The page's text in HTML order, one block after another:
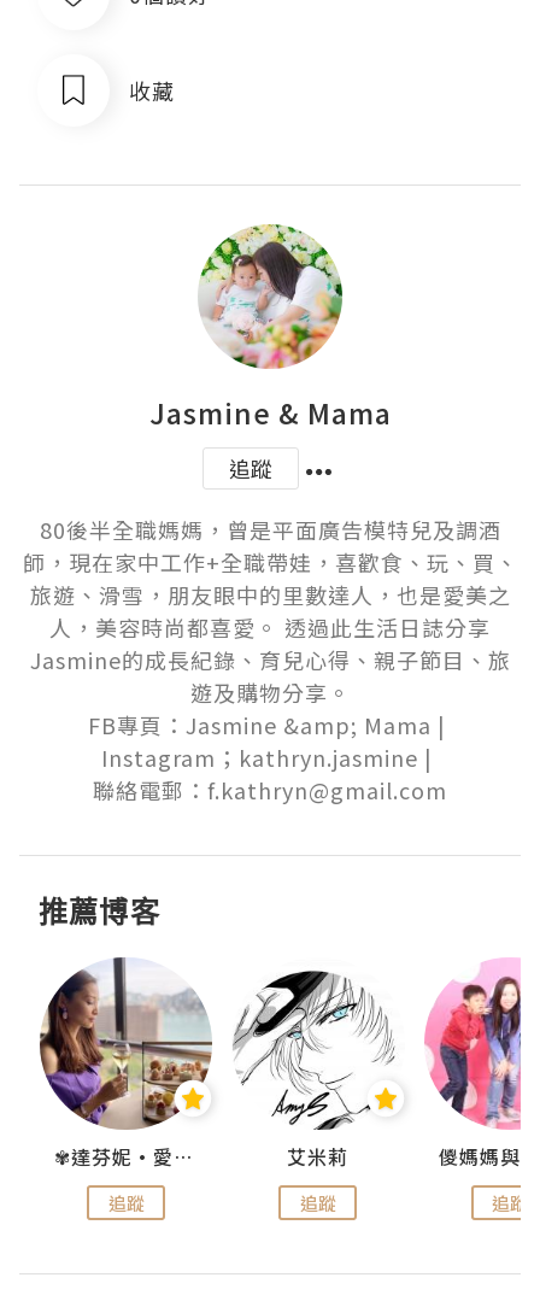
收藏
Jasmine & Mama
追蹤
80後半全職媽媽，曾是平面廣告模特兒及調酒
師，現在家中工作+全職帶娃，喜歡食、玩、買、
旅遊、滑雪，朋友眼中的里數達人，也是愛美之
人，美容時尚都喜愛。 透過此生活日誌分享
Jasmine的成長紀錄、育兒心得、親子節目、旅
遊及購物分享。
FB專頁：Jasmine &amp; Mama |
Instagram；kathryn.jasmine |
聯絡電郵：f.kathryn@gmail.com
推薦博客
✾達芬妮•愛孩子•愛生活✾
追蹤
艾米莉
追蹤 追蹤